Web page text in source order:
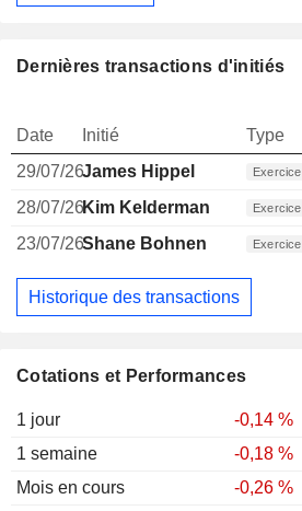
Cotations et Performances
1 jour
-0,14 %
1 semaine
-0,18 %
Mois en cours
-0,26 %
Dernières transactions d'initiés
Date Initié Type
29/07/26James Hippel Exercice
28/07/26Kim Kelderman Exercice
23/07/26Shane Bohnen Exercice
Historique des transactions